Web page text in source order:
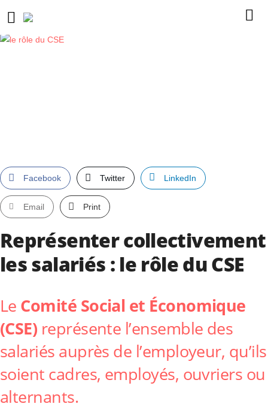
Facebook Twitter LinkedIn
Email Print
Représenter collectivement
les salariés : le rôle du CSE
Le Comité Social et Économique
(CSE) représente l’ensemble des
salariés auprès de l’employeur, qu’ils
soient cadres, employés, ouvriers ou
alternants.